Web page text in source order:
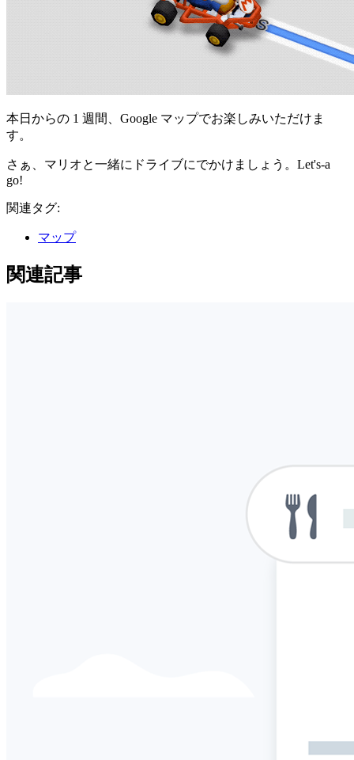
本日からの 1 週間、Google マップでお楽しみいただけま
す。
さぁ、マリオと一緒にドライブにでかけましょう。Let's-a
go!
関連タグ:
マップ
関連記事